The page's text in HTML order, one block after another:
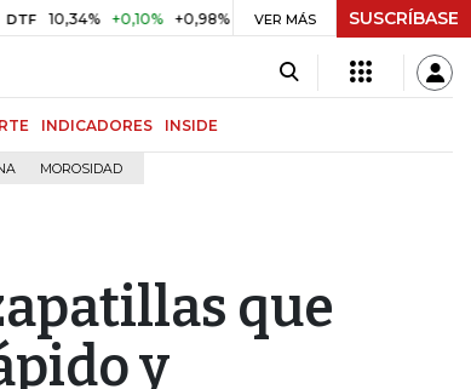
10,34% +0,10% +0,98% UVR $ 416,86 +$ 0,05 +0,01%
VER MÁS SUSCRÍBASE
INDICADORES INSIDE
MOROSIDAD
que
y